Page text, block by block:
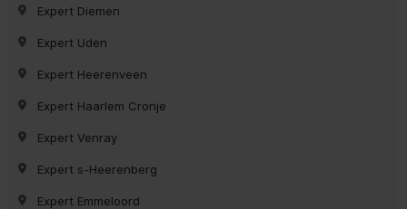
Expert Diemen
Expert Uden
Expert Heerenveen
Expert Haarlem Cronje
Expert Venray
Expert s-Heerenberg
Expert Emmeloord